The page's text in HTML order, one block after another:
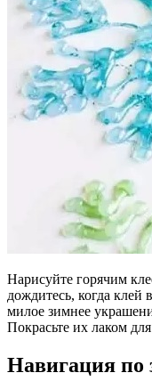
Нарисуйте горячим
дождитесь, когда клей
милое зимнее
Покрасьте их лаком
Навигация по